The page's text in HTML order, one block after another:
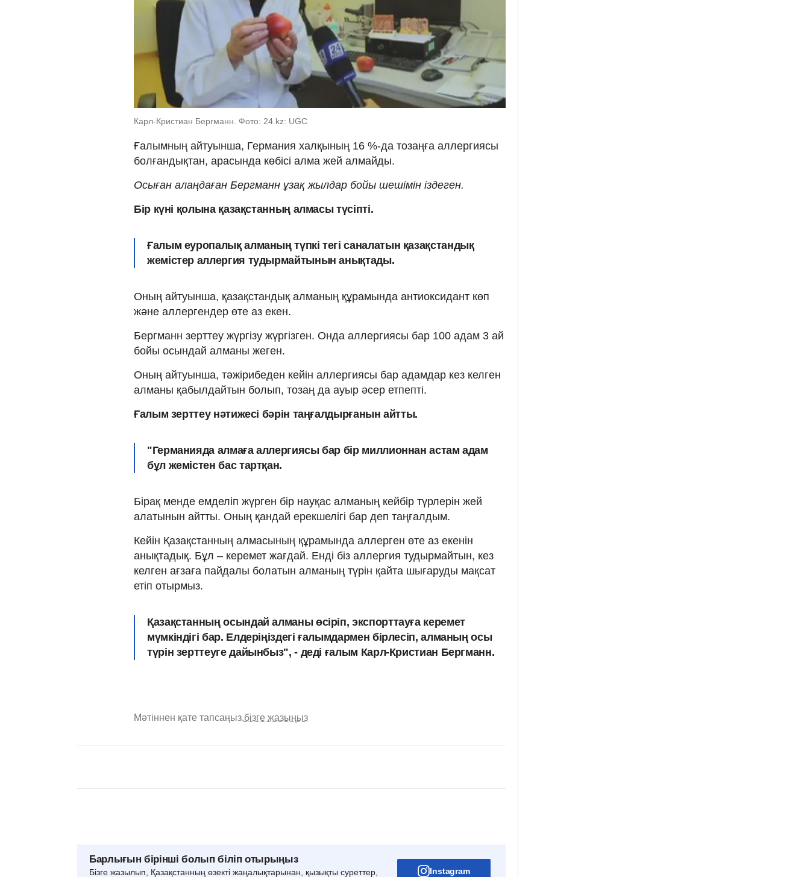
Карл-Кристиан Бергманн. Фото: 24.kz: UGC
Ғалымның айтуынша, Германия халқының 16 %-да тозаңға аллергиясы
болғандықтан, арасында көбісі алма жей алмайды.
Осыған алаңдаған Бергманн ұзақ жылдар бойы шешімін іздеген.
Бір күні қолына қазақстанның алмасы түсіпті.
Ғалым еуропалық алманың түпкі тегі саналатын қазақстандық
жемістер аллергия тудырмайтынын анықтады.
Оның айтуынша, қазақстандық алманың құрамында антиоксидант көп
және аллергендер өте аз екен.
Бергманн зерттеу жүргізу жүргізген. Онда аллергиясы бар 100 адам 3 ай
бойы осындай алманы жеген.
Оның айтуынша, тәжірибеден кейін аллергиясы бар адамдар кез келген
алманы қабылдайтын болып, тозаң да ауыр әсер етпепті.
Ғалым зерттеу нәтижесі бәрін таңғалдырғанын айтты.
"Германияда алмаға аллергиясы бар бір миллионнан астам адам
бұл жемістен бас тартқан.
Бірақ менде емделіп жүрген бір науқас алманың кейбір түрлерін жей
алатынын айтты. Оның қандай ерекшелігі бар деп таңғалдым.
Кейін Қазақстанның алмасының құрамында аллерген өте аз екенін
анықтадық. Бұл – керемет жағдай. Енді біз аллергия тудырмайтын, кез
келген ағзаға пайдалы болатын алманың түрін қайта шығаруды мақсат
етіп отырмыз.
Қазақстанның осындай алманы өсіріп, экспорттауға керемет
мүмкіндігі бар. Елдеріңіздегі ғалымдармен бірлесіп, алманың осы
түрін зерттеуге дайынбыз", - деді ғалым Карл-Кристиан Бергманн.
Мәтіннен қате тапсаңыз,бізге жазыңыз
Барлығын бірінші болып біліп отырыңыз
Бізге жазылып, Қазақстанның өзекті жаңалықтарынан, қызықты суреттер, Instagram